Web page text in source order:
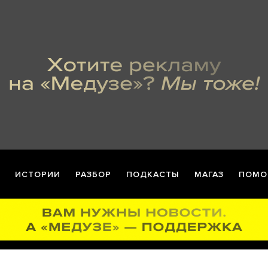
ИСТОРИИ РАЗБОР ПОДКАСТЫ МАГАЗ